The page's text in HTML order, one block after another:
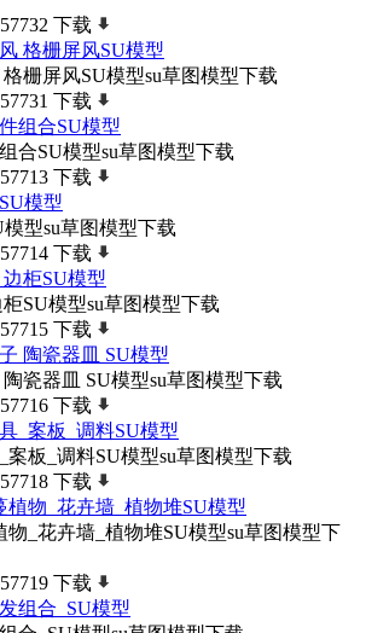
下载
栅屏风SU模型su草图模型下载
下载
合SU模型su草图模型下载
下载
型su草图模型下载
下载
SU模型su草图模型下载
下载
瓷器皿 SU模型su草图模型下载
下载
案板_调料SU模型su草图模型下载
下载
物_花卉墙_植物堆SU模型su草图模型下
下载